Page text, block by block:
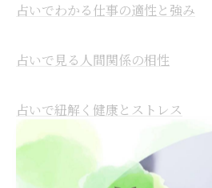
占いでわかる仕事の適性と強み
占いで見る人間関係の相性
占いで紐解く健康とストレス